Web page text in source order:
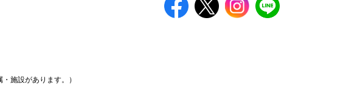
施設があります。）